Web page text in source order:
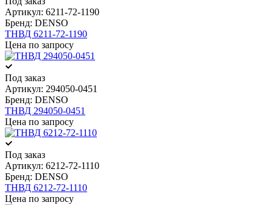
Артикул: 6211-72-1190
Бренд: DENSO
ТНВД 6211-72-1190
Цена по запросу
Под заказ
Артикул: 294050-0451
Бренд: DENSO
ТНВД 294050-0451
Цена по запросу
Под заказ
Артикул: 6212-72-1110
Бренд: DENSO
ТНВД 6212-72-1110
Цена по запросу